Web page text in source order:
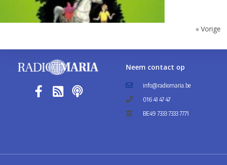
« Vorige
Neem contact op
info@radiomaria.be
016 41 47 47
BE49 7333 7333 7771